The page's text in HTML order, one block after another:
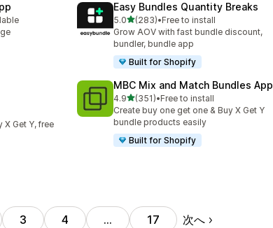
Easy Bundles Quantity Breaks
5.05つ星中
(283)
合計レビュー数：283件
•Free to install
Grow AOV with fast bundle discount,
bundler, bundle app
Built for Shopify
X Get Y, free
MBC Mix and Match Bundles App
4.95つ星中
(351)
合計レビュー数：351件
•Free to install
Create buy one get one & Buy X Get Y
bundle products easily
Built for Shopify
3 4 … 17 次へ